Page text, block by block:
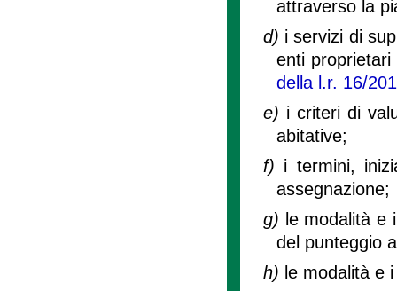
attraverso la
d) i servizi di
enti
della l.r. 16/
e) i criteri di
abitative;
f) i termini,
assegnazione;
g) le modalità e
del punteggio
h) le modalità e